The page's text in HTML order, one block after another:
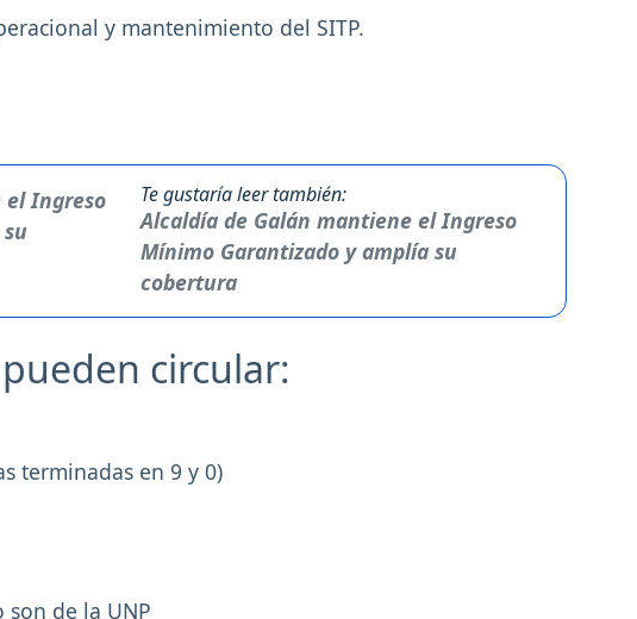
y mantenimiento del SITP.
Te gustaría leer también:
Alcaldía de Galán mantiene el Ingreso
Mínimo Garantizado y amplía su
cobertura
circular:
terminadas en 9 y 0)
de la UNP